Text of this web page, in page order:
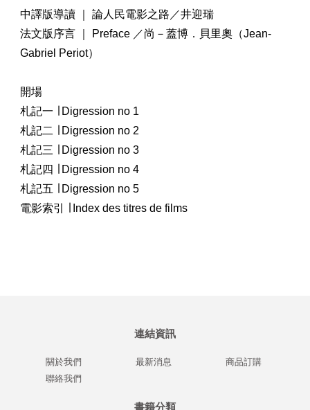
中譯版導讀 ｜ 論人民電影之路／井迎瑞
法文版序言 ｜ Preface ／尚－蓋博．貝里奧（Jean-
Gabriel Periot）
開場
札記一 ∣ Digression no 1
札記二 ∣ Digression no 2
札記三 ∣ Digression no 3
札記四 ∣ Digression no 4
札記五 ∣ Digression no 5
電影索引 ∣ Index des titres de films
連結資訊
關於我們 最新消息
商品訂購
聯絡我們
書籍分類